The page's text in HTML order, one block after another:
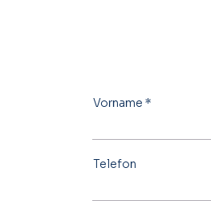
Vorname
Telefon